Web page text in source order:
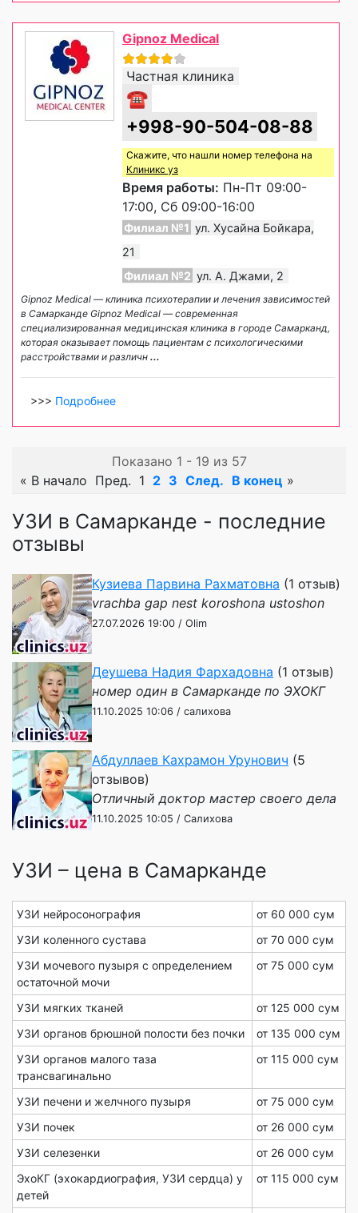
Gipnoz Medical
Частная клиника
☎
+998-90-504-08-88
Скажите, что нашли номер телефона на
Клиникс уз
Время работы: Пн-Пт 09:00-
17:00, Сб 09:00-16:00
Филиал №1 ул. Хусайна Бойкара,
21
Филиал №2 ул. А. Джами, 2
Gipnoz Medical — клиника психотерапии и лечения зависимостей
в Самарканде Gipnoz Medical — современная
специализированная медицинская клиника в городе Самарканд,
которая оказывает помощь пациентам с психологическими
расстройствами и различн ...
>>> Подробнее
Показано 1 - 19 из 57
« В начало Пред. 1 2 3 След. В конец »
УЗИ в Самарканде - последние
отзывы
Кузиева Парвина Рахматовна (1 отзыв)
vrachba gap nest koroshona ustoshon
27.07.2026 19:00 / Olim
Деушева Надия Фархадовна (1 отзыв)
номер один в Самарканде по ЭХОКГ
11.10.2025 10:06 / салихова
Абдуллаев Кахрамон Урунович (5
отзывов)
Отличный доктор мастер своего дела
11.10.2025 10:05 / Салихова
УЗИ – цена в Самарканде
УЗИ нейросонография
от 60 000 сум
УЗИ коленного сустава
от 70 000 сум
УЗИ мочевого пузыря с определением
остаточной мочи
от 75 000 сум
УЗИ мягких тканей
от 125 000 сум
УЗИ органов брюшной полости без почки
от 135 000 сум
УЗИ органов малого таза
трансвагинально
от 115 000 сум
УЗИ печени и желчного пузыря
от 75 000 сум
УЗИ почек
от 26 000 сум
УЗИ селезенки
от 26 000 сум
ЭхоКГ (эхокардиография, УЗИ сердца) у
детей
от 115 000 сум